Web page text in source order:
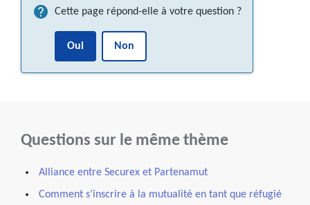
Cette page répond-elle à votre question ?
Oui Non
Questions sur le même thème
Alliance entre Securex et Partenamut
Comment s’inscrire à la mutualité en tant que réfugié